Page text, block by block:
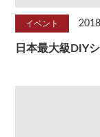
イベント
日本最大級DIY